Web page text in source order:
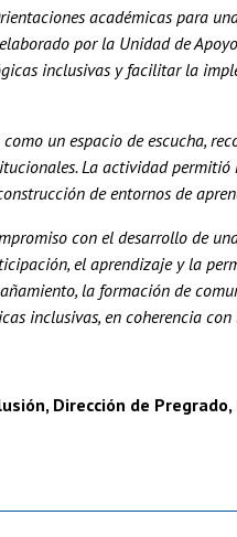
académicas para
por la Unidad de
inclusivas y facilitar la
un espacio de escucha,
La actividad permitió
de entornos de
con el desarrollo de
el aprendizaje y la
la formación de
inclusivas, en coherencia
Dirección de